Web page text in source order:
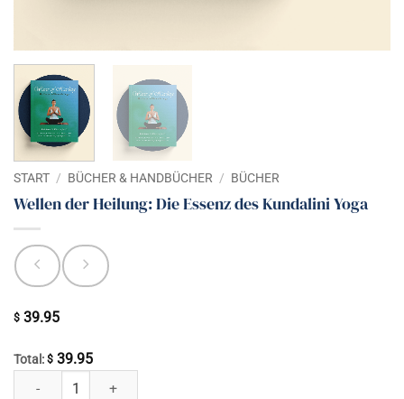
START / BÜCHER & HANDBÜCHER / BÜCHER
Wellen der Heilung: Die Essenz des Kundalini Yoga
$ 39.95
Total: $ 39.95
Wellen der Heilung: Die Essenz des Kundalini Yoga Menge